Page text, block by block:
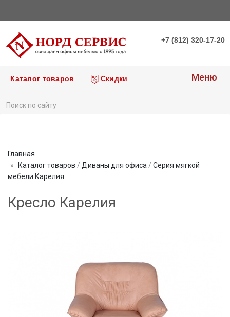
+7 (812) 320-17-20
Каталог товаров Скидки Меню
Главная
Каталог товаров / Диваны для офиса / Серия мягкой
мебели Карелия
Кресло Карелия